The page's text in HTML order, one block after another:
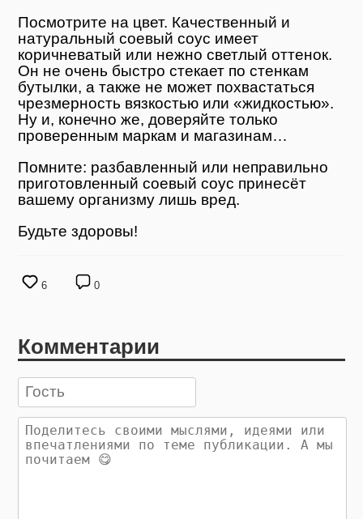
Посмотрите на цвет. Качественный и
натуральный соевый соус имеет
коричневатый или нежно светлый оттенок.
Он не очень быстро стекает по стенкам
бутылки, а также не может похвастаться
чрезмерность вязкостью или «жидкостью».
Ну и, конечно же, доверяйте только
проверенным маркам и магазинам…
Помните: разбавленный или неправильно
приготовленный соевый соус принесёт
вашему организму лишь вред.
Будьте здоровы!
6 0
Комментарии